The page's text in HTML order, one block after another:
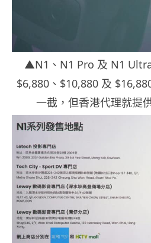
▲N1、N1 Pro 及 N1
$6,880、$10,880 及
一截，但香港代理就提